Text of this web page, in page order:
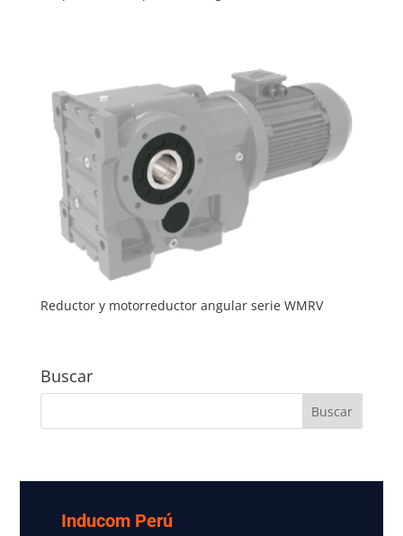
Reductor y motorreductor angular serie WMRV
Buscar
Inducom Perú